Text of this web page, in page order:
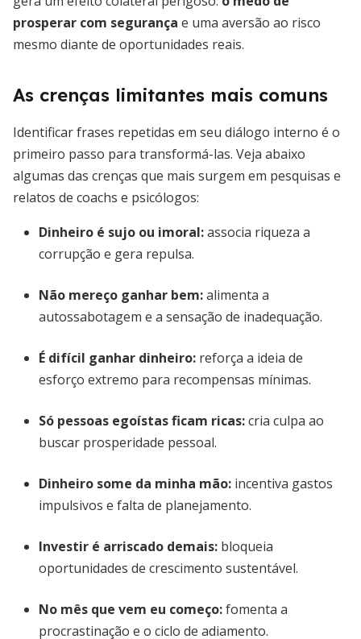
prosperar com segurança e uma aversão ao risco
mesmo diante de oportunidades reais.
As crenças limitantes mais comuns
Identificar frases repetidas em seu diálogo interno é o
primeiro passo para transformá-las. Veja abaixo
algumas das crenças que mais surgem em pesquisas e
relatos de coachs e psicólogos:
Dinheiro é sujo ou imoral:associa riqueza a
corrupção e gera repulsa.
Não mereço ganhar bem:alimenta a
autossabotagem e a sensação de inadequação.
É difícil ganhar dinheiro: reforça a ideia de
esforço extremo para recompensas mínimas.
Só pessoas egoístas ficam ricas:cria culpa ao
buscar prosperidade pessoal.
Dinheiro some da minha mão: incentiva gastos
impulsivos e falta de planejamento.
Investir é arriscado demais: bloqueia
oportunidades de crescimento sustentável.
No mês que vem eu começo:fomenta a
procrastinação e o ciclo de adiamento.